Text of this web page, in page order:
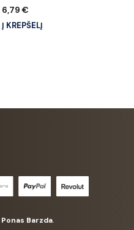
6,79 €
Į KREPŠELĮ
Ponas Barzda.